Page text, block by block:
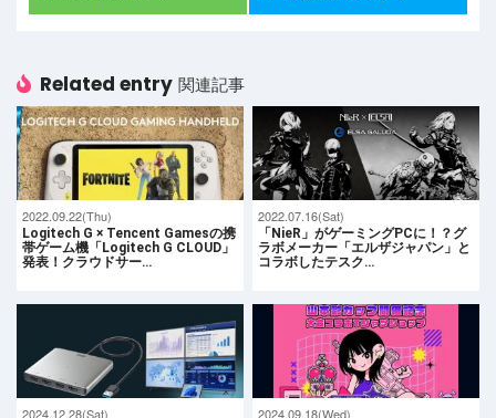
Related entry 関連記事
2022.09.22(Thu)
Logitech G × Tencent Gamesの携
帯ゲーム機「Logitech G CLOUD」
発表！クラウドサー…
2022.07.16(Sat)
「NieR」がゲーミングPCに！？グ
ラボメーカー「エルザジャパン」と
コラボしたテスク…
2024.12.28(Sat) 2024.09.18(Wed)